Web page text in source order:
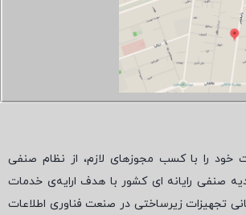
خود را با کسب مجوزهای لازم، از نظام صنفی
صنفی رایانه ای کشور با هدف ارایه‌ی خدمات
تجهیزات زیرساختی در صنعت فناوری اطلاعات